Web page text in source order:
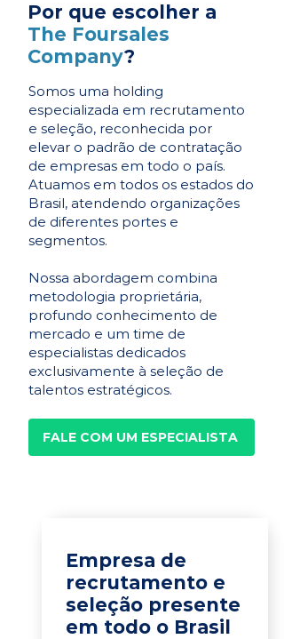
Por que escolher a
The Foursales
Company?
Somos uma holding
especializada em recrutamento
e seleção, reconhecida por
elevar o padrão de contratação
de empresas em todo o país.
Atuamos em todos os estados do
Brasil, atendendo organizações
de diferentes portes e
segmentos.
Nossa abordagem combina
metodologia proprietária,
profundo conhecimento de
mercado e um time de
especialistas dedicados
exclusivamente à seleção de
talentos estratégicos.
FALE COM UM ESPECIALISTA
Empresa de
recrutamento e
seleção presente
em todo o Brasil